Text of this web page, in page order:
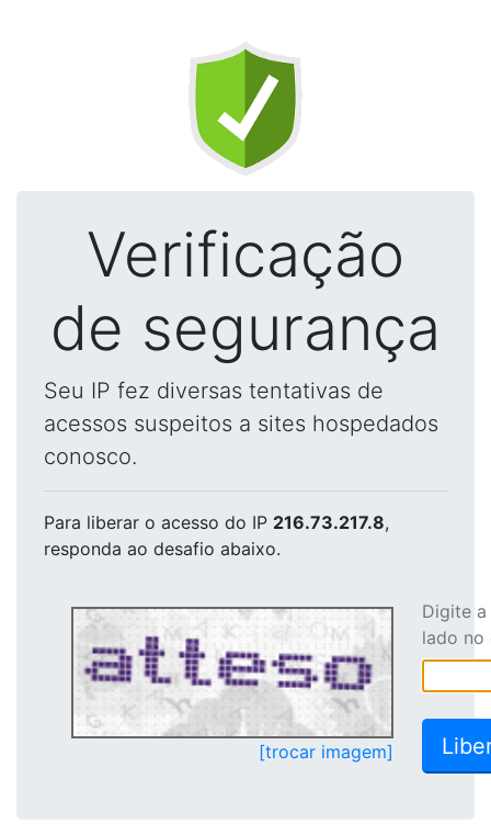
Verificação
de segurança
Seu IP fez diversas tentativas de
acessos suspeitos a sites hospedados
conosco.
Para liberar o acesso do IP 216.73.217.8,
responda ao desafio abaixo.
[trocar imagem]
Digite
lado no